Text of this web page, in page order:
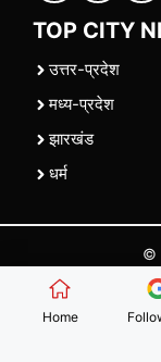
TOP CITY
उत्तर-प्रदेश
मध्य-प्रदेश
झारखंड
धर्म
©
Home| |
Home